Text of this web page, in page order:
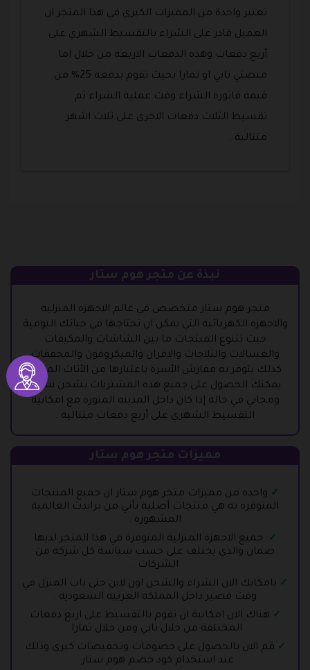
تعتبر واحدة من المميزات الكبرى في هذا المتجر ان
العميل قادر على الشراء بالتقسيط الشهري على
أربع دفعات وهذه الدفعات الاربعه من خلال اما
منصتي تابي او تمارا بحيث تقوم بدفعه 25% من
قيمة فاتورة الشراء وقت عملية الشراء ثم
تقسيط الثلاث دفعات الاخرى على ثلاث اشهر
متتالية .
نبذة عن متجر هوم ستار
متجر هوم ستار متخصص في عالم الاجهزه المنزليه
والاجهزه الكهربائيه التي يمكن ان تحتاجها في حياتك اليومية
حيث تتنوع المنتجات ما بين الشاشات والمكيفات
والغسالات والثلاجات والافران والميكروفون والمجففات
كذلك يتوفر به مفارش الأسرة باعتبارها من الأثاث المنزلي
يمكنك الحصول على جميع هذه المشتريات بشحن سريع
ومجاني في حالة إذا كان داخل المدينه المنوره مع امكانية
التقسيط الشهري على أربع دفعات متتالية .
مميزات متجر هوم ستار
واحده من مميزات متجر هوم ستار ان جميع المنتجات
المتوفره به هي منتجات أصلية تأتي من براندت العالمية
المشهورة .
جميع الاجهزة المنزلية المتوفرة في هذا المتجر لديها
ضمان والذي يختلف على حسب سياسة كل شركة من
الشركات .
بامكانك الان الشراء والشحن اون لاين حتى باب المنزل في
وقت قصير داخل المملكه العربيه السعوديه .
هناك الان امكانية ان تقوم بالتقسيط على اربع دفعات
المختلفة من خلال تابي ومن خلال تمارا.
قم الان بالحصول على خصومات وتخفيضات كبرى وذلك
عند استخدام كود خصم هوم ستار .